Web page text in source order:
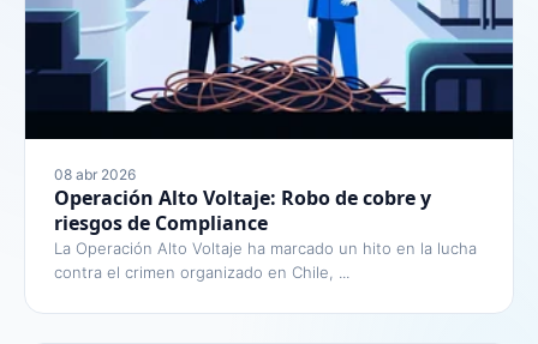
08 abr 2026
Operación Alto Voltaje: Robo de cobre y
riesgos de Compliance
La Operación Alto Voltaje ha marcado un hito en la lucha
contra el crimen organizado en Chile, ...